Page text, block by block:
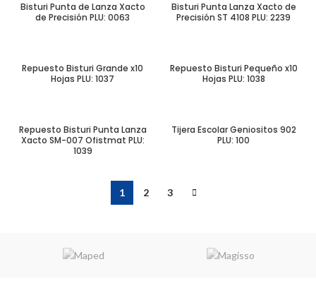
Bisturi Punta de Lanza Xacto
de Precisión PLU: 0063
Bisturi Punta Lanza Xacto de
Precisión ST 4108 PLU: 2239
Repuesto Bisturi Grande x10
Hojas PLU: 1037
Repuesto Bisturi Pequeño x10
Hojas PLU: 1038
Repuesto Bisturi Punta Lanza
Xacto SM-007 Ofistmat PLU:
1039
Tijera Escolar Geniositos 902
PLU: 100
1 2 3